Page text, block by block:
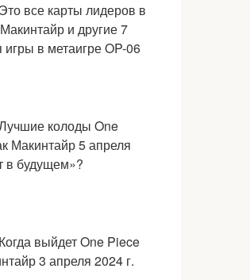
все карты лидеров в
и другие 7
в метаигре OP-06
колоды One
Макинтайр 5 апреля
в будущем»?
выйдет One Piece
3 апреля 2024 г.